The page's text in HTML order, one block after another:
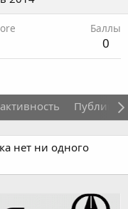
Баллы
0
нет ни одного